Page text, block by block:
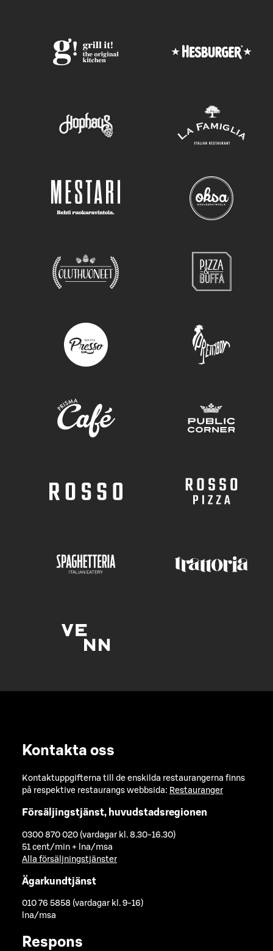
Kontakta oss
Kontaktuppgifterna till de enskilda restaurangerna finns
på respektive restaurangs webbsida: Restauranger
Försäljingstjänst, huvudstadsregionen
0300 870 020 (vardagar kl. 8.30-16.30)
51 cent/min + lna/msa
Alla försäljningstjänster
Ägarkundtjänst
010 76 5858 (vardagar kl. 9-16)
lna/msa
Respons